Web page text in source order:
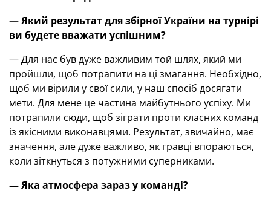
— Який результат для збірної України на турнірі
ви будете вважати успішним?
— Для нас був дуже важливим той шлях, який ми
пройшли, щоб потрапити на ці змагання. Необхідно,
щоб ми вірили у свої сили, у наш спосіб досягати
мети. Для мене це частина майбутнього успіху. Ми
потрапили сюди, щоб зіграти проти класних команд
із якісними виконавцями. Результат, звичайно, має
значення, але дуже важливо, як гравці впораються,
коли зіткнуться з потужними суперниками.
— Яка атмосфера зараз у команді?